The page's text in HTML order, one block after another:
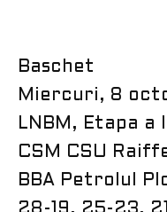
Baschet
Miercuri, 8
LNBM, Etapa a
CSM CSU
BBA Petrolul